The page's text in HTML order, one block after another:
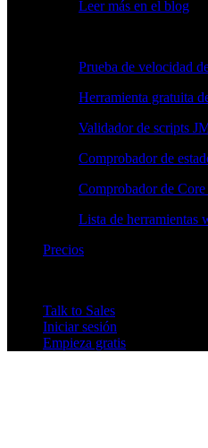
Leer más en el blog
Prueba de velocidad
Herramienta gratuita
Validador de scripts
Comprobador de
Comprobador de
Lista de herramientas
Precios
Talk to Sales
Iniciar sesión
Empieza gratis